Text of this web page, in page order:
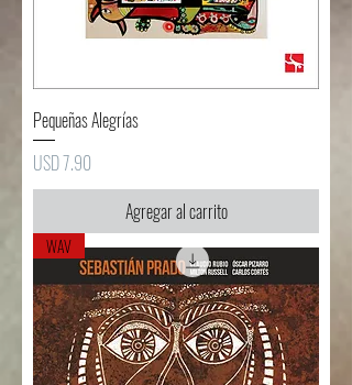
Pequeñas Alegrías
Precio
USD 7.90
Agregar al carrito
WAV